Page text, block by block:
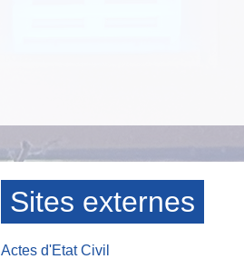
Sites externes
Actes d'Etat Civil